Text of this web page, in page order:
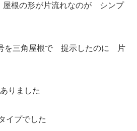
根の形が片流れなのが シンプ
を三角屋根で 提示したのに 片
りました
イプでした